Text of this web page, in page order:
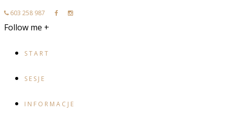
603 258 987
Follow me +
START
SESJE
INFORMACJE